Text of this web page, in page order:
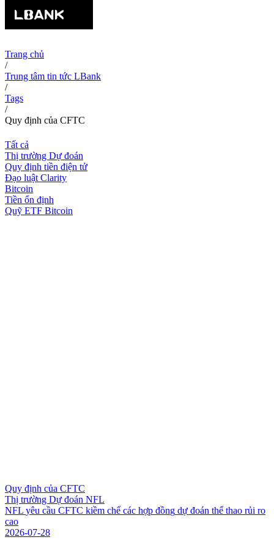
Trang chủ
/
Trung tâm tin tức LBank
/
Tags
/
Quy định của CFTC
Tất cả
Thị trường Dự đoán
Quy định tiền điện tử
Đạo luật Clarity
Bitcoin
Tiền ổn định
Quỹ ETF Bitcoin
Quy định của CFTC
Thị trường Dự đoán NFL
NFL yêu cầu CFTC kiềm chế các hợp đồng dự đoán thể thao rủi ro
cao
2026-07-28